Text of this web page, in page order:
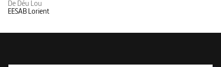
De Déu Lou
EESAB Lorient